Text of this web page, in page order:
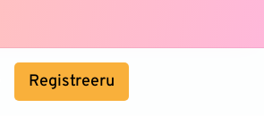
Registreeru